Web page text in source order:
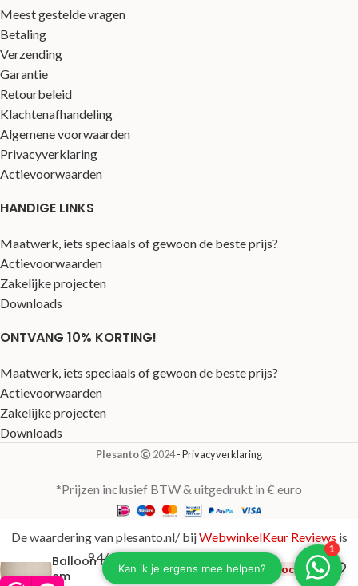
Meest gestelde vragen
Betaling
Verzending
Garantie
Retourbeleid
Klachtenafhandeling
Algemene voorwaarden
Privacyverklaring
Actievoorwaarden
HANDIGE LINKS
Maatwerk, iets speciaals of gewoon de beste prijs?
Actievoorwaarden
Zakelijke projecten
Downloads
ONTVANG 10% KORTING!
Maatwerk, iets speciaals of gewoon de beste prijs?
Actievoorwaarden
Zakelijke projecten
Downloads
Plesanto 2024- Privacyverklaring
*Prijzen inclusief BTW & uitgedrukt in € euro
Balloon beige Ø48×55
cm
€232,00 Uitverkocht
De waardering van plesanto.nl/ bijWebwinkelKeur Reviews is
9.4/10 gebaseerd op 123 reviews.